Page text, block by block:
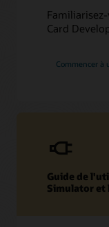
FAQ sur la
Contenu associé
Blog sur la
Card
Commencer à
Guide de
Simulator et